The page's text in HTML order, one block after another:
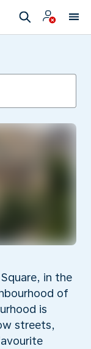
in the
of
is
streets,